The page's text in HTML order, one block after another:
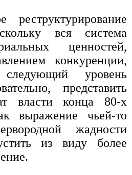
реструктурирование
вся система
ценностей,
конкуренции,
уровень
представить
власти конца 80-х
выражение чьей-то
жадности
из виду более